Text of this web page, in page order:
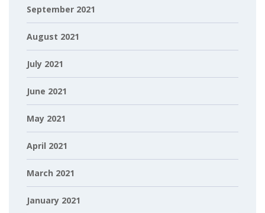
September 2021
August 2021
July 2021
June 2021
May 2021
April 2021
March 2021
January 2021